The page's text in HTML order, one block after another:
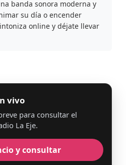
banda sonora moderna y
su día o encender
online y déjate llevar
vivo
para consultar el
La Eje.
y consultar